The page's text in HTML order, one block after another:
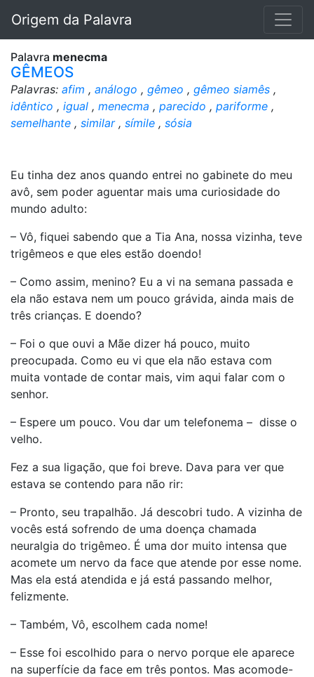
Origem da Palavra
Palavra menecma
GÊMEOS
Palavras: afim , análogo , gêmeo , gêmeo siamês ,
idêntico , igual , menecma , parecido , pariforme ,
semelhante , similar, símile , sósia
Eu tinha dez anos quando entrei no gabinete do meu
avô, sem poder aguentar mais uma curiosidade do
mundo adulto:
– Vô, fiquei sabendo que a Tia Ana, nossa vizinha, teve
trigêmeos e que eles estão doendo!
– Como assim, menino? Eu a vi na semana passada e
ela não estava nem um pouco grávida, ainda mais de
três crianças. E doendo?
– Foi o que ouvi a Mãe dizer há pouco, muito
preocupada. Como eu vi que ela não estava com
muita vontade de contar mais, vim aqui falar com o
senhor.
– Espere um pouco. Vou dar um telefonema – disse o
velho.
Fez a sua ligação, que foi breve. Dava para ver que
estava se contendo para não rir:
– Pronto, seu trapalhão. Já descobri tudo. A vizinha de
vocês está sofrendo de uma doença chamada
neuralgia do trigêmeo. É uma dor muito intensa que
acomete um nervo da face que atende por esse nome.
Mas ela está atendida e já está passando melhor,
felizmente.
– Também, Vô, escolhem cada nome!
– Esse foi escolhido para o nervo porque ele aparece
na superfície da face em três pontos. Mas acomode-